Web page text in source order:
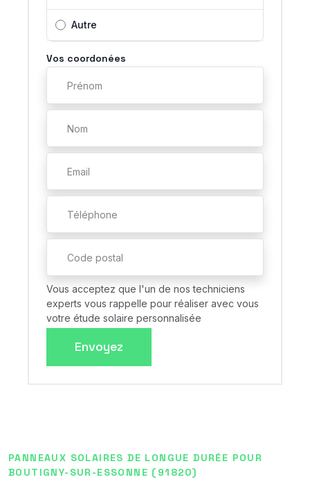
Autre
Vos coordonées
Vous acceptez que l'un de nos techniciens
experts vous rappelle pour réaliser avec vous
votre étude solaire personnalisée
Envoyez
PANNEAUX SOLAIRES DE LONGUE DURÉE POUR
BOUTIGNY-SUR-ESSONNE (91820)